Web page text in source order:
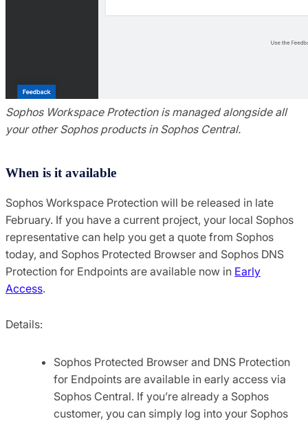
Sophos Workspace Protection is managed alongside all
your other Sophos products in Sophos Central.
When is it available
Sophos Workspace Protection will be released in late
February. If you have a current project, your local Sophos
representative can help you get a quote from Sophos
today, and Sophos Protected Browser and Sophos DNS
Protection for Endpoints are available now in Early
Access.
Details:
Sophos Protected Browser and DNS Protection
for Endpoints are available in early access via
Sophos Central. If you’re already a Sophos
customer, you can simply log into your Sophos